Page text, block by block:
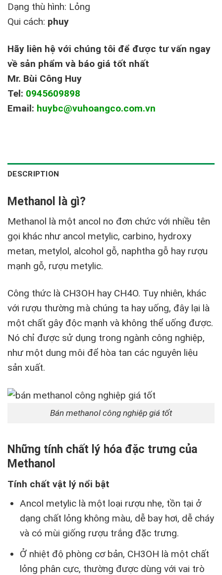
Dạng thù hình: Lỏng
Qui cách: phuy
Hãy liên hệ với chúng tôi để được tư vấn ngay
về sản phẩm và báo giá tốt nhất
Mr. Bùi Công Huy
Tel: 0945609898
Email: huybc@vuhoangco.com.vn
DESCRIPTION
Methanol là gì?
Methanol là một ancol no đơn chức với nhiều tên
gọi khác như ancol metylic, carbino, hydroxy
metan, metylol, alcohol gỗ, naphtha gỗ hay rượu
mạnh gỗ, rượu metylic.
Công thức là CH3OH hay CH4O. Tuy nhiên, khác
với rượu thường mà chúng ta hay uống, đây lại là
một chất gây độc mạnh và không thể uống được.
Nó chỉ được sử dụng trong ngành công nghiệp,
như một dung môi để hòa tan các nguyên liệu
sản xuất.
Bán methanol công nghiệp giá tốt
Những tính chất lý hóa đặc trưng của
Methanol
Tính chất vật lý nổi bật
Ancol metylic là một loại rượu nhẹ, tồn tại ở
dạng chất lỏng không màu, dễ bay hơi, dễ cháy
và có mùi giống rượu trắng đặc trưng.
Ở nhiệt độ phòng cơ bản, CH3OH là một chất
lỏng phân cực, thường được dùng với vai trò